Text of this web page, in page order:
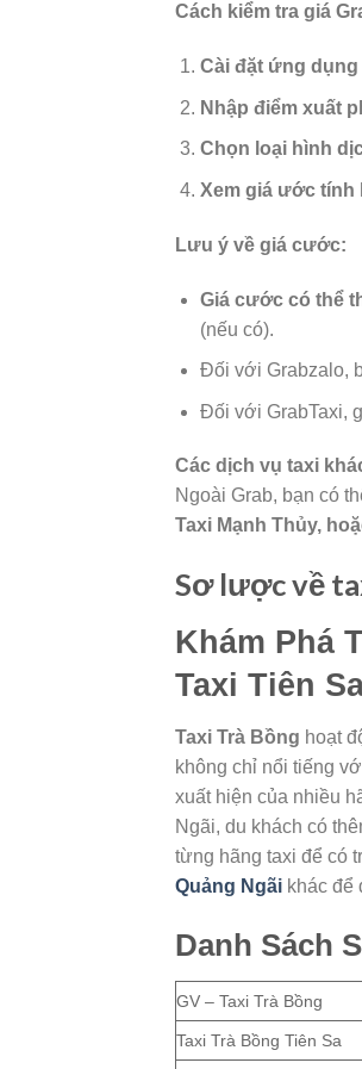
Cách kiểm tra giá
Cài đặt ứng dụng
Nhập điểm xuất
Chọn loại hình
Xem giá ước tính
Lưu ý về giá cước:
Giá cước có thể
(nếu có).
Đối với Grabzalo,
Đối với GrabTaxi,
Các dịch vụ taxi
Ngoài Grab, bạn có
Taxi Mạnh Thủy,
Sơ lược về
Khám Phá
Taxi Tiên
Taxi Trà Bồng hoạt
không chỉ nổi tiếng
xuất hiện của nhiều
Ngãi, du khách có
từng hãng taxi để có
Quảng Ngãi khác để
Danh Sách
GV – Taxi Trà Bồng
Taxi Trà Bồng Tiên Sa